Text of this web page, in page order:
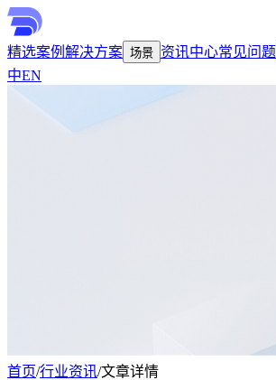
精选案例 解决方案 场景 资讯中心常见问题
中EN
首页/行业资讯/文章详情